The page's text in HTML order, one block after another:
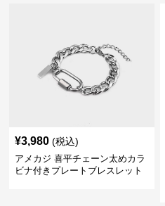
¥3,980 (税込)
アメカジ 喜平チェーン太めカラ
ビナ付きプレートブレスレット